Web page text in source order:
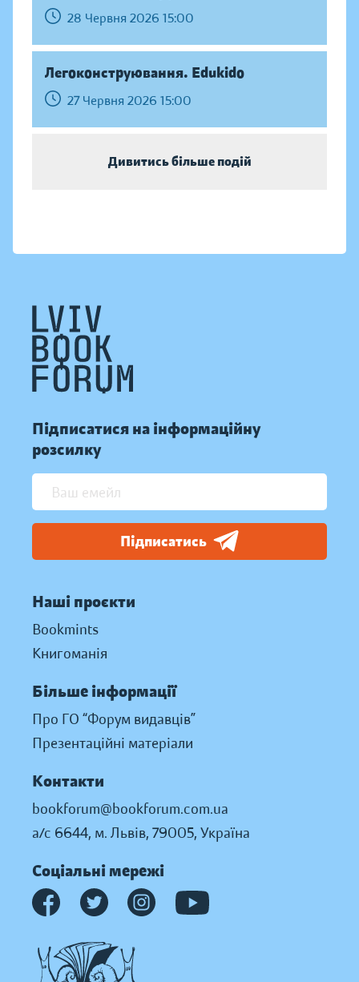
28 Червня 2026 15:00
Легоконструювання. Edukido
27 Червня 2026 15:00
Дивитись більше подій
Підписатися на інформаційну
розсилку
Підписатись
Наші проєкти
Bookmints
Книгоманія
Більше інформації
Про ГО “Форум видавців”
Презентаційні матеріали
Контакти
bookforum@bookforum.com.ua
а/с 6644, м. Львів, 79005, Україна
Соціальні мережі